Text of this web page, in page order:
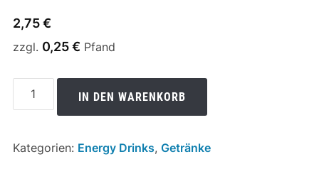
2,75€
zzgl. 0,25€ Pfand
Red
Bull
250ml
IN DEN WARENKORB
Kategorien: Energy Drinks, Getränke